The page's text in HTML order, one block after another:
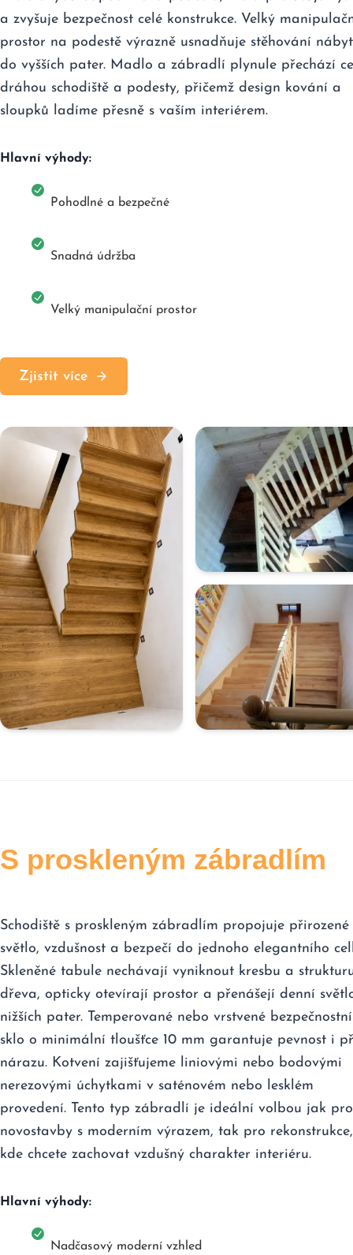
a zvyšuje bezpečnost celé konstrukce. Velký
prostor na podestě výrazně usnadňuje stěhování
do vyšších pater. Madlo a zábradlí plynule přechází
dráhou schodiště a podesty, přičemž design kování a
sloupků ladíme přesně s vaším interiérem.
Hlavní výhody:
Pohodlné a bezpečné
Snadná údržba
Velký manipulační prostor
Zjistit více
S proskleným zábradlím
Schodiště s proskleným zábradlím propojuje přirozené
světlo, vzdušnost a bezpečí do jednoho elegantního
Skleněné tabule nechávají vyniknout kresbu a
dřeva, opticky otevírají prostor a přenášejí denní
nižších pater. Temperované nebo vrstvené bezpečnostní
sklo o minimální tloušťce 10 mm garantuje pevnost i
nárazu. Kotvení zajišťujeme liniovými nebo bodovými
nerezovými úchytkami v saténovém nebo lesklém
provedení. Tento typ zábradlí je ideální volbou jak pro
novostavby s moderním výrazem, tak pro rekonstrukce,
kde chcete zachovat vzdušný charakter interiéru.
Hlavní výhody:
Nadčasový moderní vzhled